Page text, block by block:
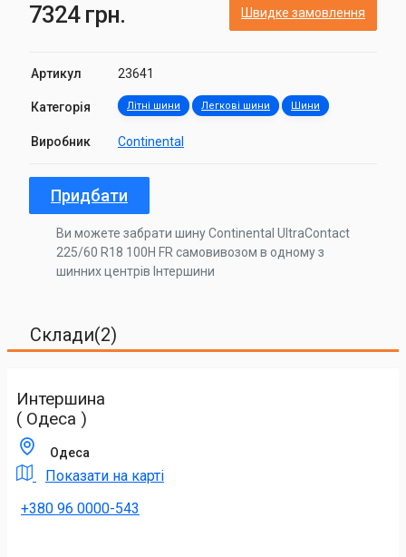
7324 грн. Швидке замовлення
Артикул 23641
Категорія Літні шини Легкові шини Шини
Виробник Continental
Придбати
Ви можете забрати шину Continental UltraContact
225/60 R18 100H FR самовивозом в одному з
шинних центрів Інтершини
Склади(2)
Интершина
( Одеса )
Одеса
Показати на карті
+380 96 0000-543